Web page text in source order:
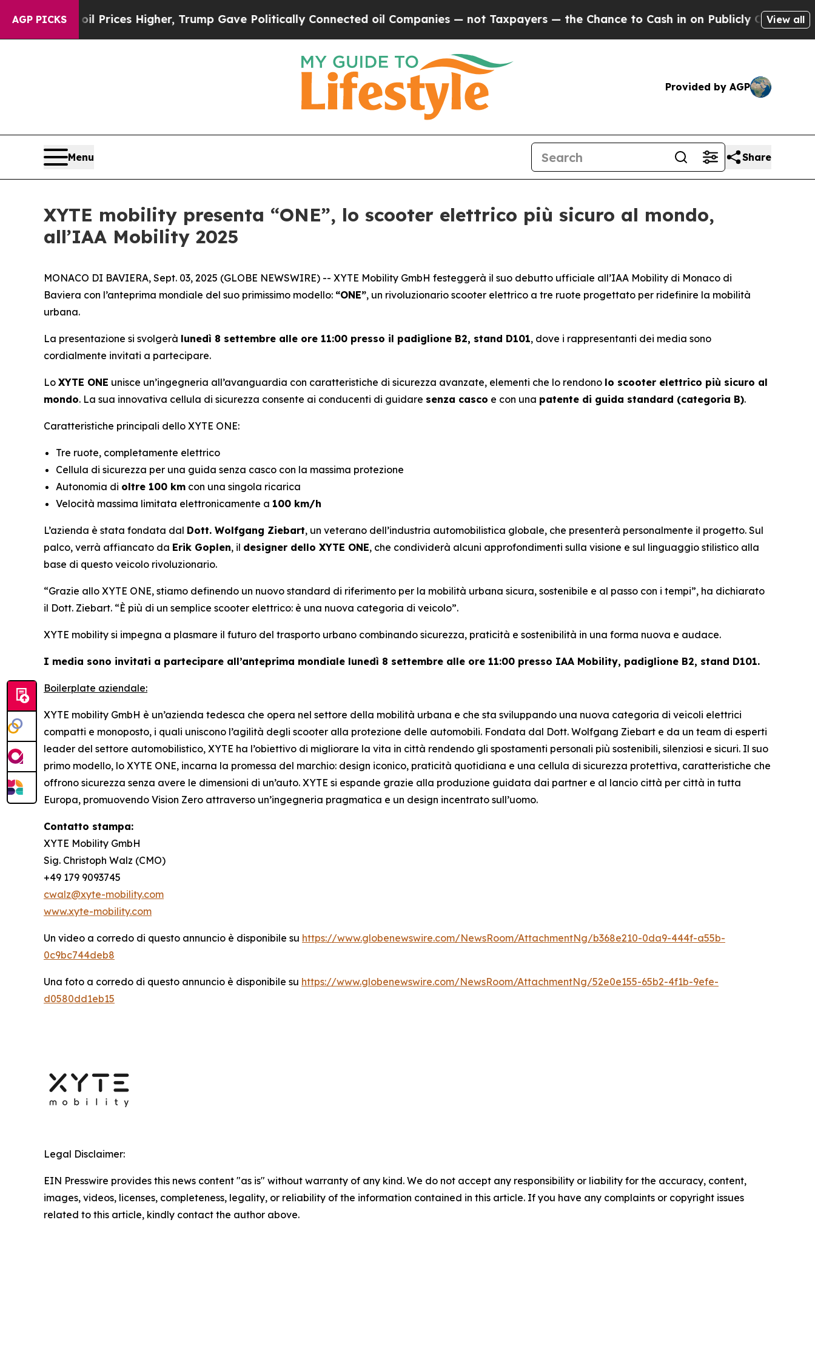
AGP PICKS
oil Prices Higher, Trump Gave Politically Connected oil Companies — not Taxpayers — the Chance to Cash in on Publicly Owned oil Five
View all
Provided by AGP
Menu Share
XYTE mobility presenta “ONE”, lo scooter elettrico più sicuro al mondo,
all’IAA Mobility 2025
MONACO DI BAVIERA, Sept. 03, 2025 (GLOBE NEWSWIRE) -- XYTE Mobility GmbH festeggerà il suo debutto ufficiale all’IAA Mobility di Monaco di
Baviera con l’anteprima mondiale del suo primissimo modello: “ONE”, un rivoluzionario scooter elettrico a tre ruote progettato per ridefinire la mobilità
urbana.
La presentazione si svolgerà lunedì 8 settembre alle ore 11:00 presso il padiglione B2, stand D101, dove i rappresentanti dei media sono
cordialmente invitati a partecipare.
Lo XYTE ONE unisce un’ingegneria all’avanguardia con caratteristiche di sicurezza avanzate, elementi che lo rendono lo scooter elettrico più sicuro al
mondo. La sua innovativa cellula di sicurezza consente ai conducenti di guidare senza casco e con una patente di guida standard (categoria B).
Caratteristiche principali dello XYTE ONE:
Tre ruote, completamente elettrico
Cellula di sicurezza per una guida senza casco con la massima protezione
Autonomia di oltre 100 km con una singola ricarica
Velocità massima limitata elettronicamente a 100 km/h
L’azienda è stata fondata dal Dott. Wolfgang Ziebart, un veterano dell’industria automobilistica globale, che presenterà personalmente il progetto. Sul
palco, verrà affiancato da Erik Goplen, il designer dello XYTE ONE, che condividerà alcuni approfondimenti sulla visione e sul linguaggio stilistico alla
base di questo veicolo rivoluzionario.
“Grazie allo XYTE ONE, stiamo definendo un nuovo standard di riferimento per la mobilità urbana sicura, sostenibile e al passo con i tempi”, ha dichiarato
il Dott. Ziebart. “È più di un semplice scooter elettrico: è una nuova categoria di veicolo”.
XYTE mobility si impegna a plasmare il futuro del trasporto urbano combinando sicurezza, praticità e sostenibilità in una forma nuova e audace.
I media sono invitati a partecipare all’anteprima mondiale lunedì 8 settembre alle ore 11:00 presso IAA Mobility, padiglione B2, stand D101.
Boilerplate aziendale:
XYTE mobility GmbH è un’azienda tedesca che opera nel settore della mobilità urbana e che sta sviluppando una nuova categoria di veicoli elettrici
compatti e monoposto, i quali uniscono l’agilità degli scooter alla protezione delle automobili. Fondata dal Dott. Wolfgang Ziebart e da un team di esperti
leader del settore automobilistico, XYTE ha l’obiettivo di migliorare la vita in città rendendo gli spostamenti personali più sostenibili, silenziosi e sicuri. Il suo
primo modello, lo XYTE ONE, incarna la promessa del marchio: design iconico, praticità quotidiana e una cellula di sicurezza protettiva, caratteristiche che
offrono sicurezza senza avere le dimensioni di un’auto. XYTE si espande grazie alla produzione guidata dai partner e al lancio città per città in tutta
Europa, promuovendo Vision Zero attraverso un’ingegneria pragmatica e un design incentrato sull’uomo.
Contatto stampa:
XYTE Mobility GmbH
Sig. Christoph Walz (CMO)
+49 179 9093745
cwalz@xyte-mobility.com
www.xyte-mobility.com
Un video a corredo di questo annuncio è disponibile su https://www.globenewswire.com/NewsRoom/AttachmentNg/b368e210-0da9-444f-a55b-
0c9bc744deb8
Una foto a corredo di questo annuncio è disponibile su https://www.globenewswire.com/NewsRoom/AttachmentNg/52e0e155-65b2-4f1b-9efe-
d0580dd1eb15
Legal Disclaimer:
EIN Presswire provides this news content "as is" without warranty of any kind. We do not accept any responsibility or liability for the accuracy, content,
images, videos, licenses, completeness, legality, or reliability of the information contained in this article. If you have any complaints or copyright issues
related to this article, kindly contact the author above.